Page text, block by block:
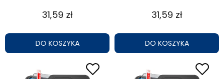
31,59 zł
DO KOSZYKA
31,59 zł
DO KOSZYKA